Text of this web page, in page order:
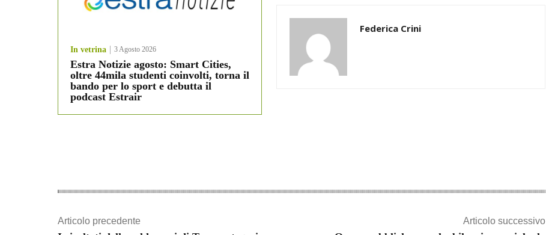
In vetrina 3 Agosto 2026
Estra Notizie agosto: Smart Cities,
oltre 44mila studenti coinvolti, torna il
bando per lo sport e debutta il
podcast Estrair
Federica Crini
Articolo precedente Articolo successivo